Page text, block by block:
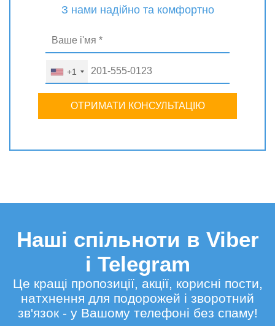
З нами надійно та комфортно
+1
ОТРИМАТИ КОНСУЛЬТАЦІЮ
Наші спільноти в Viber
і Telegram
Це кращі пропозиції, акції, корисні пости,
натхнення для подорожей і зворотний
зв'язок - у Вашому телефоні без спаму!